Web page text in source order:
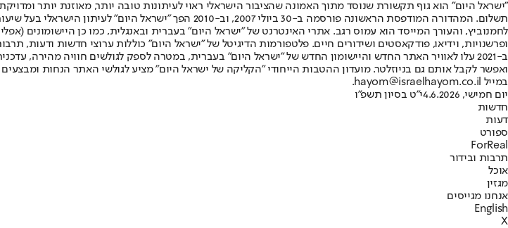
"ישראל היום" הוא גוף תקשורת שנוסד מתוך האמונה שהציבור הישראלי ראוי לעיתונות טובה יותר, מאוזנת יותר
תשלום. המהדורה המודפסת הראשונה פורסמה ב-30 ביולי 2007, וב-
ופרשנויות, וידיאו, פודקאסטים ושידורים חיים. פלטפורמות הדיגיטל של "ישראל היום" כוללות ערוצי חדשות ודעות,
ב-2021 עלו לאוויר האתר החדש והיישומון החדש של "ישראל היום" בעברית, במטרה לספק לגולשים חוויה מהירה,
ואפשר לקבל אותם גם בניוזלטר. מועדון ההטבות הייחודי "הקליקה של ישראל היום" מציע לגולשי האתר הנחות
במייל hayom@israelhayom.co.il.
יום חמישי, 4.6.2026
י"ט בסיון תשפ"ו
חדשות
דעות
ספורט
ForReal
תרבות ובידור
אוכל
מגזין
אנחנו מגייסים
English
X